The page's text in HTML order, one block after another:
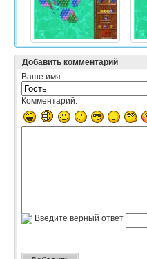
Добавить комментарий
Ваше имя:
Комментарий:
Введите верный ответ